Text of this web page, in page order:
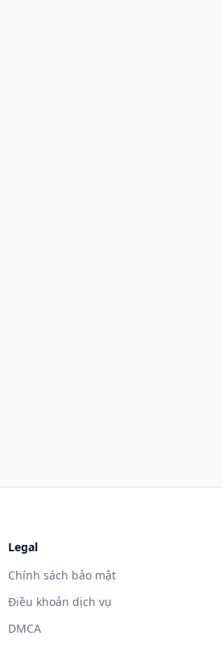
Legal
Chính sách bảo mật
Điều khoản dịch vụ
DMCA